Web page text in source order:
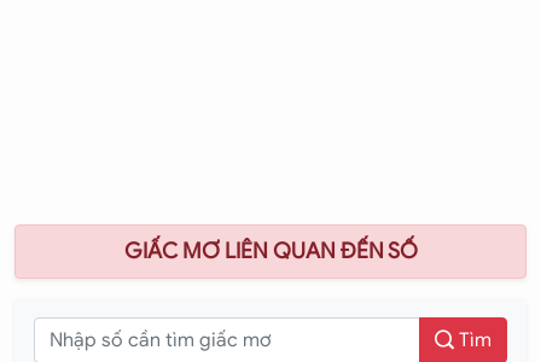
GIẤC MƠ LIÊN QUAN ĐẾN SỐ
Tìm